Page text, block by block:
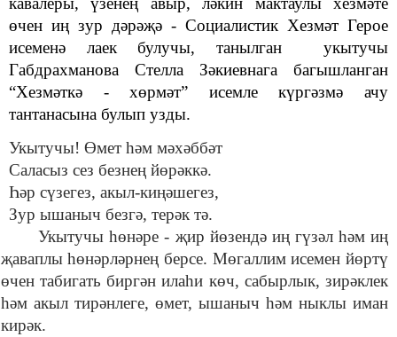
өчен иң зур дәрәҗә - Социалистик Хезмәт Герое
исеменә лаек булучы, танылган укытучы
Габдрахманова Стелла Зәкиевнага багышланган
“Хезмәткә - хөрмәт” исемлекүргәзмә ачу
тантанасына булып узды.
Укытучы! Өмет һәм мәхәббәт
Саласыз сез безнең йөрәккә.
Һәр сүзегез, акыл-киңәшегез,
Зур ышаныч безгә, терәк тә.
Укытучы һөнәре - җир йөзендә иң гүзәл һәм иң
җаваплы һөнәрләрнең берсе. Мөгаллим исемен йөртү
өчен табигать биргән илаһи көч, сабырлык, зирәклек
һәм акыл тирәнлеге, өмет, ышаныч һәм ныклы иман
кирәк.